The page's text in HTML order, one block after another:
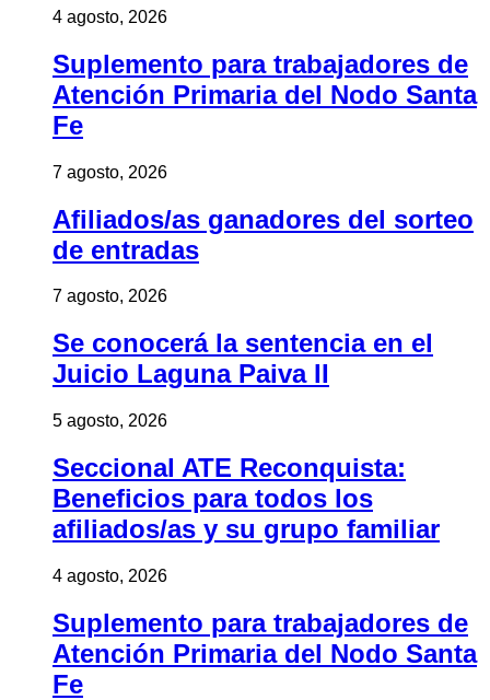
4 agosto, 2026
Suplemento para trabajadores de
Atención Primaria del Nodo Santa
Fe
7 agosto, 2026
Afiliados/as ganadores del sorteo
de entradas
7 agosto, 2026
Se conocerá la sentencia en el
Juicio Laguna Paiva II
5 agosto, 2026
Seccional ATE Reconquista:
Beneficios para todos los
afiliados/as y su grupo familiar
4 agosto, 2026
Suplemento para trabajadores de
Atención Primaria del Nodo Santa
Fe